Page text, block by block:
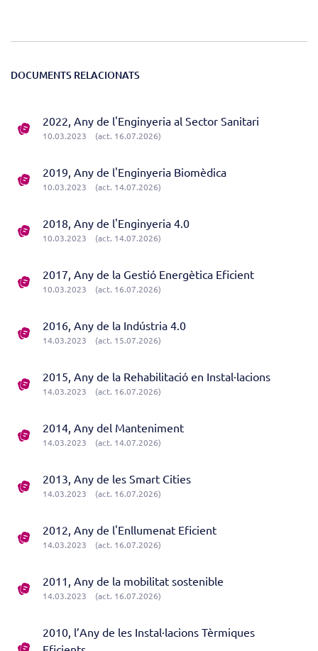
DOCUMENTS RELACIONATS
2022, Any de l'Enginyeria al Sector Sanitari
10.03.2023 (act. 16.07.2026)
2019, Any de l'Enginyeria Biomèdica
10.03.2023 (act. 14.07.2026)
2018, Any de l'Enginyeria 4.0
10.03.2023 (act. 14.07.2026)
2017, Any de la Gestió Energètica Eficient
10.03.2023 (act. 16.07.2026)
2016, Any de la Indústria 4.0
14.03.2023 (act. 15.07.2026)
2015, Any de la Rehabilitació en Instal·lacions
14.03.2023 (act. 16.07.2026)
2014, Any del Manteniment
14.03.2023 (act. 14.07.2026)
2013, Any de les Smart Cities
14.03.2023 (act. 16.07.2026)
2012, Any de l'Enllumenat Eficient
14.03.2023 (act. 16.07.2026)
2011, Any de la mobilitat sostenible
14.03.2023 (act. 16.07.2026)
2010, l’Any de les Instal·lacions Tèrmiques